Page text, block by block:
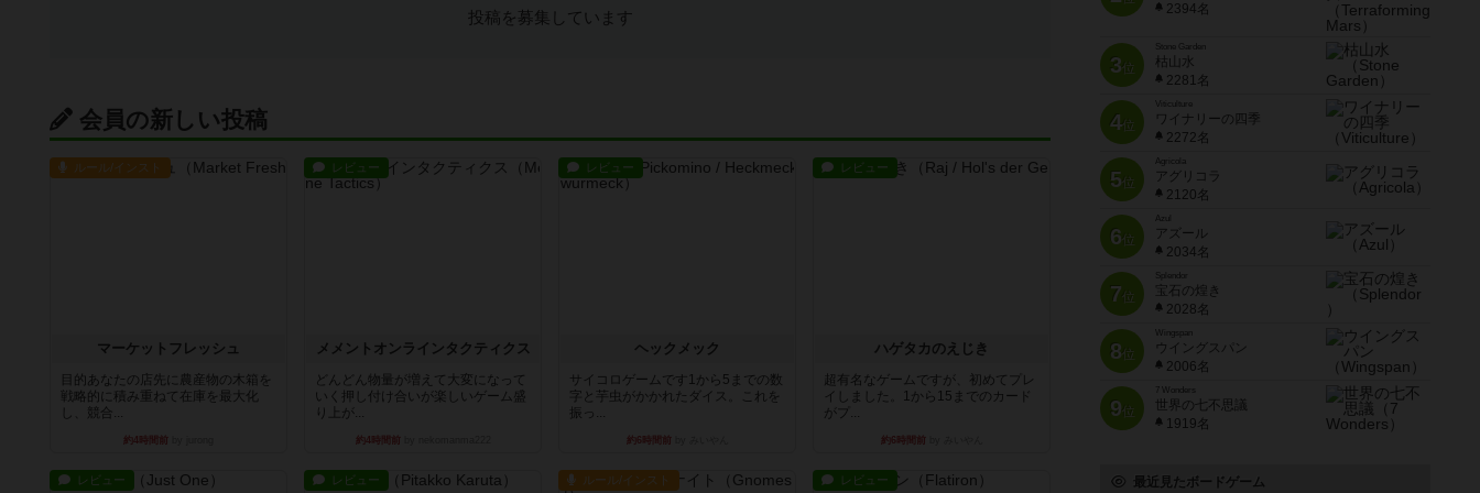
投稿を募集しています
会員の新しい投稿
ルール/インスト
マーケットフレッシュ
目的あなたの店先に農産物の木箱を
戦略的に積み重ねて在庫を最大化
し、競合...
約4時間前
レビュー
メメントオンラインタクティクス
どんどん物量が増えて大変になって
いく押し付け合いが楽しいゲーム盛
り上が...
約4時間前
レビュー
ヘックメック
サイコロゲームです1から5までの数
字と芋虫がかかれたダイス。これを
振っ...
約6時間前
レビュー
ハゲタカのえじき
超有名なゲームですが、初めてプレ
イしました。1から15までのカード
がプ...
約6時間前
レビュー レビュー ルール/インスト レビュー
2394名
3位
Stone Garden
枯山水
2281名
4位
Viticulture
ワイナリーの四季
2272名
5位
Agricola
アグリコラ
2120名
6位
Azul
アズール
2034名
7位
宝石の煌き
2028名
8位
Wingspan
ウイングスパン
2006名
9位
7 Wonders
世界の七不思議
1919名
最近見たボードゲーム